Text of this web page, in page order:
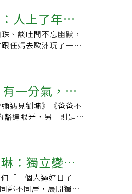
人上了年紀
、談吐間不忘幽默，
一分氣，就
遇見劉墉》《爸爸不
豁達眼光，另一則是關
：獨立變
「一個人過好日子」
鄰不同居，展開獨立